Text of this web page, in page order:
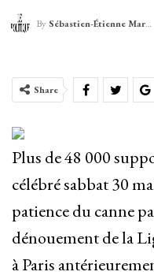
By Sébastien-Étienne Marechal
Share
Plus de 48 000
célébré sabbat 30
patience du canne
dénouement de la
à Paris